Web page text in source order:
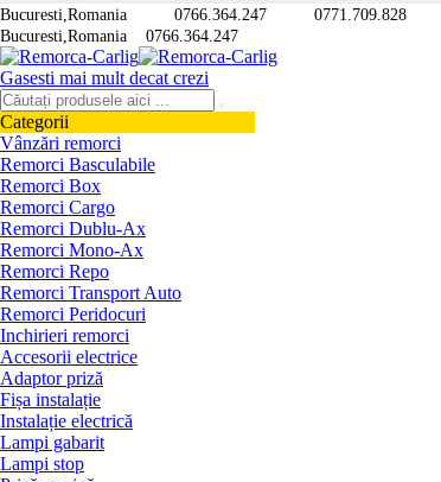
Bucuresti,Romania 0766.364.247 0771.709.828
Bucuresti,Romania
0766.364.247
Gasesti mai mult decat crezi
Categorii
Vânzări remorci
Remorci Basculabile
Remorci Box
Remorci Cargo
Remorci Dublu-Ax
Remorci Mono-Ax
Remorci Repo
Remorci Transport Auto
Remorci Peridocuri
Inchirieri remorci
Accesorii electrice
Adaptor priză
Fișa instalație
Instalație electrică
Lampi gabarit
Lampi stop